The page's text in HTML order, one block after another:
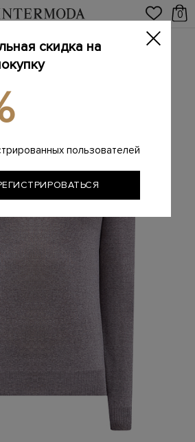
0
Одежда / Трикотаж
мягкой шерстяной пряжи
скидка на
пользователей